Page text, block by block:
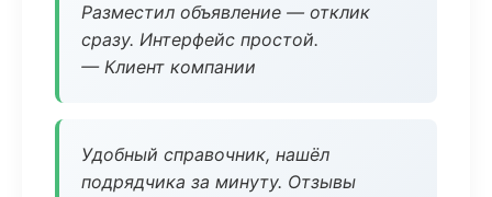
Разместил объявление — отклик
сразу. Интерфейс простой.
— Клиент компании
Удобный справочник, нашёл
подрядчика за минуту. Отзывы